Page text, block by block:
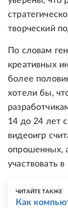
творческий
По словам
креативных
более
хотели бы,
14 до 24 лет
видеоигр
опрошенных,
участвовать
ЧИТАЙТЕ ТАКЖЕ
Как